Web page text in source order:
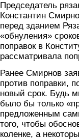
Председатель
Константин
перед зданием
«обнуления»
поправок в
рассматривала
Ранее Смирнов
против поправки,
новый срок. Будь
было бы только
предложенным
того, чтобы
коленке, а